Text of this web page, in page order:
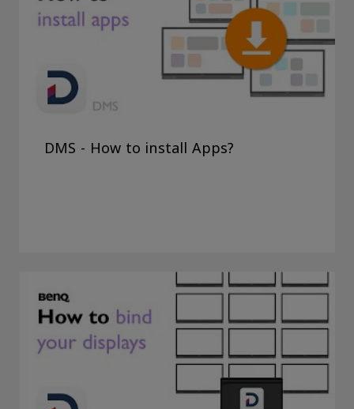
DMS - How to install Apps?